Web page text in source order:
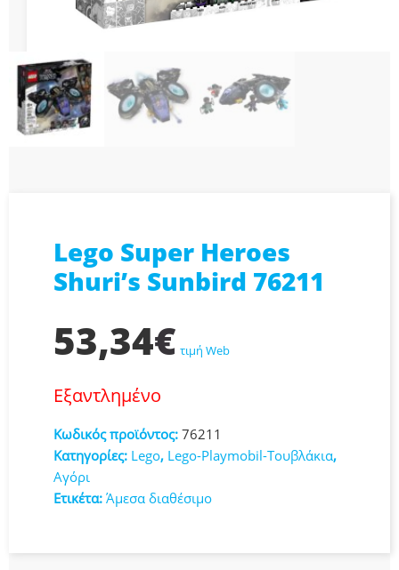
Lego Super Heroes
Shuri’s Sunbird 76211
53,34€ τιμή Web
Εξαντλημένο
Κωδικός προϊόντος: 76211
Κατηγορίες: Lego, Lego-Playmobil-Τουβλάκια,
Αγόρι
Ετικέτα: Άμεσα διαθέσιμο